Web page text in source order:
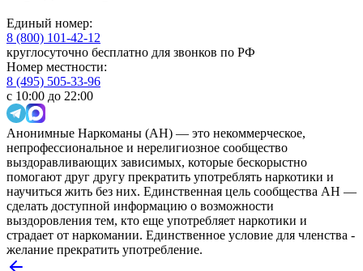
Единый номер:
8 (800) 101-42-12
круглосуточно бесплатно для звонков по РФ
Номер местности:
8 (495) 505-33-96
с 10:00 до 22:00
Анонимные Наркоманы (АН) — это некоммерческое,
непрофессиональное и нерелигиозное сообщество
выздоравливающих зависимых, которые бескорыстно
помогают друг другу прекратить употреблять наркотики и
научиться жить без них. Единственная цель сообщества АН —
сделать доступной информацию о возможности
выздоровления тем, кто еще употребляет наркотики и
страдает от наркомании. Единственное условие для членства -
желание прекратить употребление.